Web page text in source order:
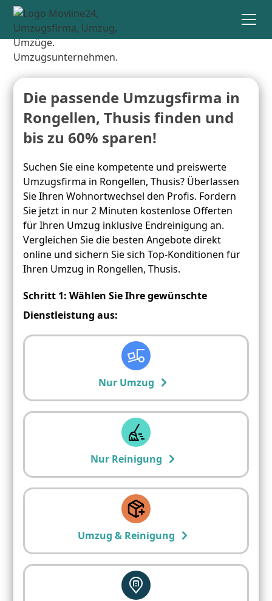
Die passende Umzugsfirma in
Rongellen, Thusis finden und
bis zu 60% sparen!
Suchen Sie eine kompetente und preiswerte
Umzugsfirma in Rongellen, Thusis? Überlassen
Sie Ihren Wohnortwechsel den Profis. Fordern
Sie jetzt in nur 2 Minuten kostenlose Offerten
für Ihren Umzug inklusive Endreinigung an.
Vergleichen Sie die besten Angebote direkt
online und sichern Sie sich Top-Konditionen für
Ihren Umzug in Rongellen, Thusis.
Schritt 1: Wählen Sie Ihre gewünschte
Dienstleistung aus:
Nur Umzug
Nur Reinigung
Umzug & Reinigung